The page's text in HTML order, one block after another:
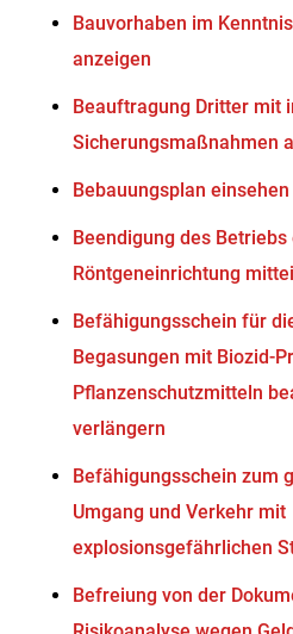
Bauvorhaben im
anzeigen
Beauftragung Dritter mit
Sicherungsmaßnahmen
Bebauungsplan einsehen
Beendigung des Betriebs
Röntgeneinrichtung
Befähigungsschein für
Begasungen mit Biozid-
Pflanzenschutzmitteln
verlängern
Befähigungsschein zum
Umgang und Verkehr mit
explosionsgefährlichen
Befreiung von der